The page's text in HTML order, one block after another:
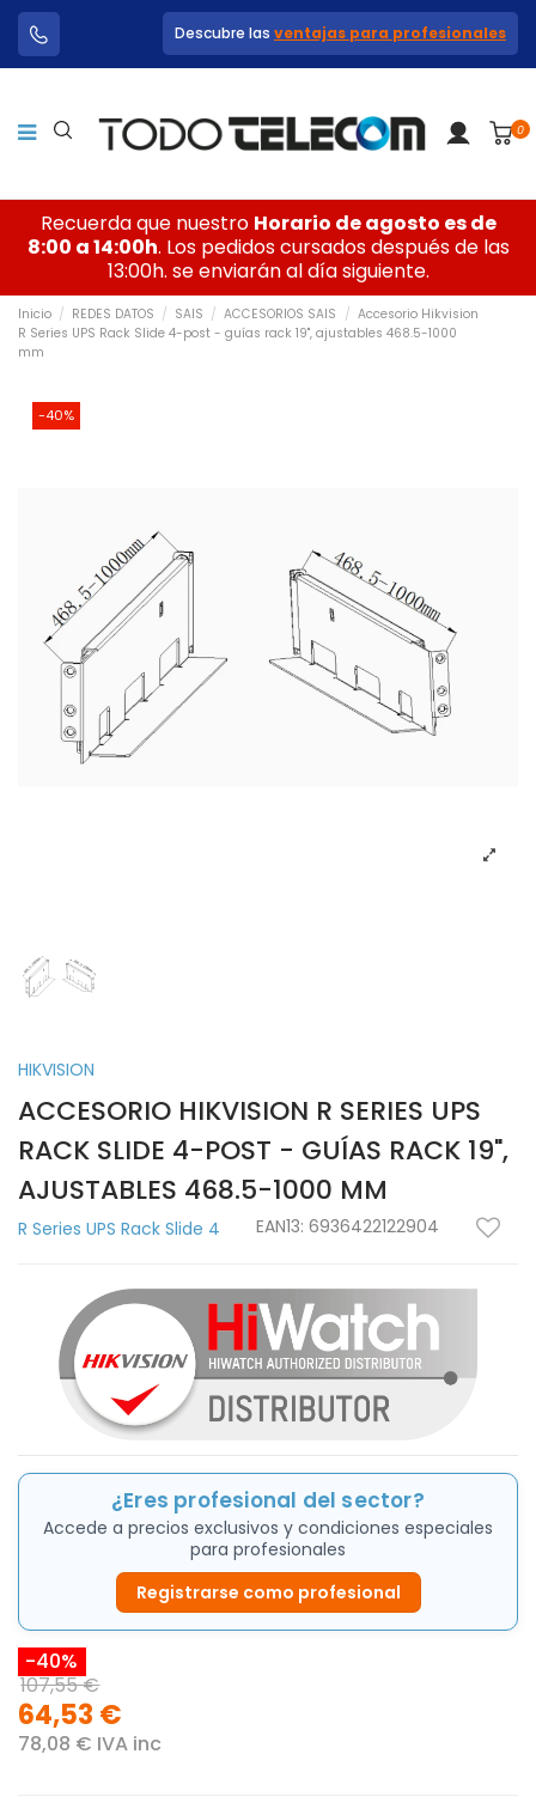
Descubre las ventajas para profesionales
0
Recuerda que nuestro Horario de agosto es de
8:00 a 14:00h. Los pedidos cursados después de las
13:00h. se enviarán al día siguiente.
Inicio REDES DATOS SAIS ACCESORIOS SAIS
Accesorio Hikvision
R Series UPS Rack Slide 4-post - guías rack 19", ajustables 468.5-1000
mm
-40%
HIKVISION
ACCESORIO HIKVISION R SERIES UPS
RACK SLIDE 4-POST - GUÍAS RACK 19",
AJUSTABLES 468.5-1000 MM
R Series UPS Rack Slide 4 EAN13: 6936422122904
¿Eres profesional del sector?
Accede a precios exclusivos y condiciones especiales
para profesionales
Registrarse como profesional
-40%
107,55 €
64,53 €
78,08 € IVA inc